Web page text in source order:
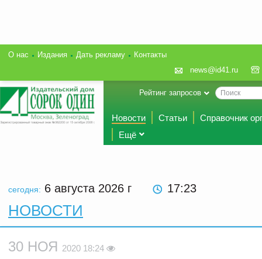
О нас Издания Дать рекламу
Контакты
news@id41.ru
Рейтинг запросов
Новости Статьи
Справочник
Ещё
сегодня: 6 августа 2026 г 17:23
НОВОСТИ
30 НОЯ 2020 18:24